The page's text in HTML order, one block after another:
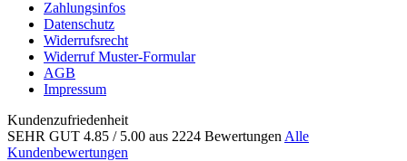
Zahlungsinfos
Datenschutz
Widerrufsrecht
Widerruf Muster-Formular
AGB
Impressum
Kundenzufriedenheit
SEHR GUT 4.85 / 5.00 aus 2224 Bewertungen Alle
Kundenbewertungen